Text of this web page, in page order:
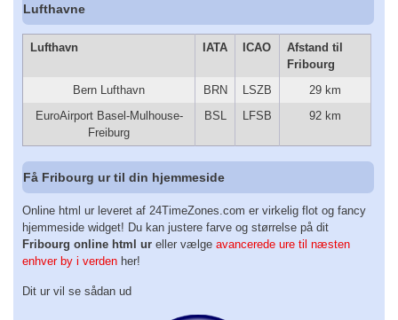
Lufthavne
Lufthavn IATA ICAO
Afstand til
Fribourg
Bern Lufthavn
BRN LSZB
29 km
EuroAirport Basel-Mulhouse-
Freiburg
BSL LFSB 92 km
Få Fribourg ur til din hjemmeside
Online html ur leveret af 24TimeZones.com er virkelig flot og fancy
hjemmeside widget! Du kan justere farve og størrelse på dit
Fribourg online html ur eller vælge avancerede ure til næsten
enhver by i verden her!
Dit ur vil se sådan ud